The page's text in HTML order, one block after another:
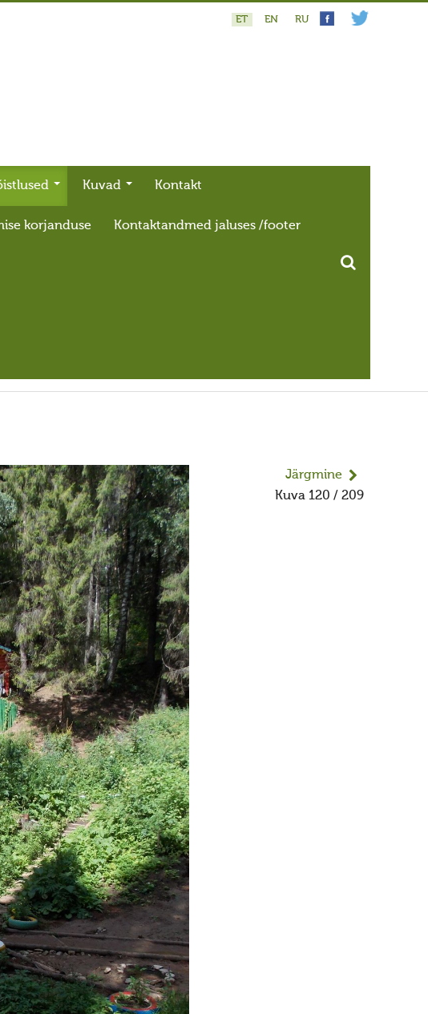
ET EN RU
Kuvad Kontakt
korjanduse Kontaktandmed jaluses /footer
Järgmine
Kuva 120 / 209